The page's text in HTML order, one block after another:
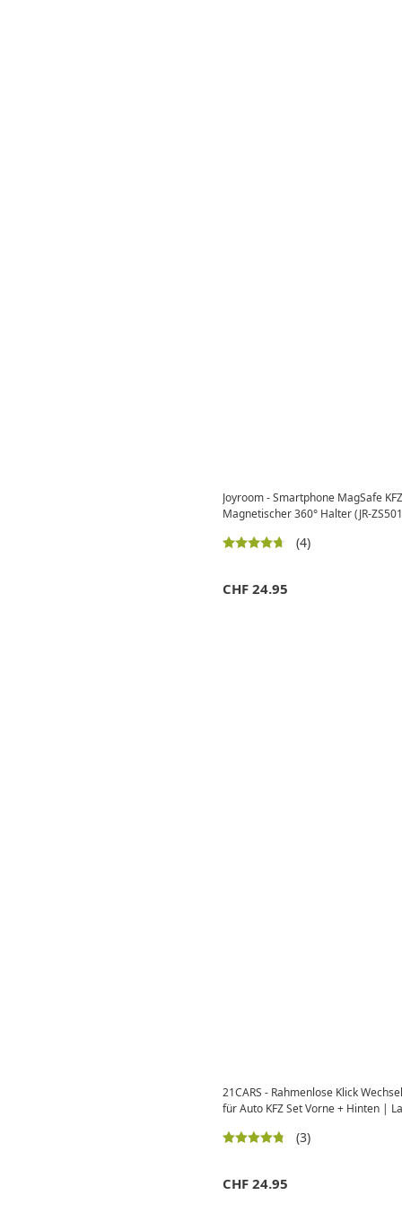
Joyroom - Smartphone MagSafe
Magnetischer 360° Halter (JR-
(4)
CHF 24.95
21CARS - Rahmenlose Klick
für Auto KFZ Set Vorne + Hinten |
(3)
CHF 24.95